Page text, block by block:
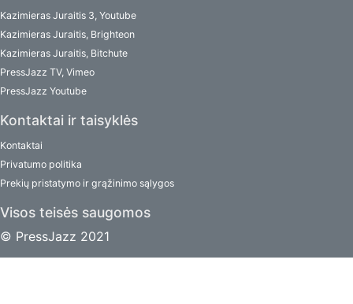
Kazimieras Juraitis 3, Youtube
Kazimieras Juraitis, Brighteon
Kazimieras Juraitis, Bitchute
PressJazz TV, Vimeo
PressJazz Youtube
Kontaktai ir taisyklės
Kontaktai
Privatumo politika
Prekių pristatymo ir grąžinimo sąlygos
Visos teisės saugomos
© PressJazz 2021